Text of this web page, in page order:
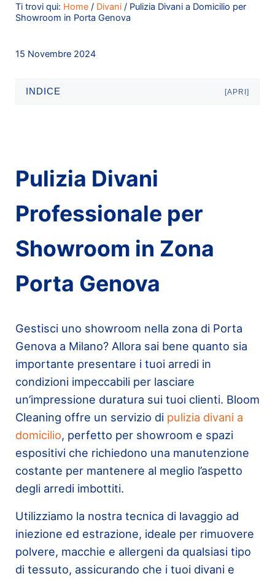
Ti trovi qui: Home / Divani /Pulizia Divani a Domicilio per
Showroom in Porta Genova
15 Novembre 2024
INDICE [APRI]
Pulizia Divani
Professionale per
Showroom in Zona
Porta Genova
Gestisci uno showroom nella zona di Porta
Genova a Milano? Allora sai bene quanto sia
importante presentare i tuoi arredi in
condizioni impeccabili per lasciare
un’impressione duratura sui tuoi clienti. Bloom
Cleaning offre un servizio di pulizia divani a
domicilio, perfetto per showroom e spazi
espositivi che richiedono una manutenzione
costante per mantenere al meglio l’aspetto
degli arredi imbottiti.
Utilizziamo la nostra tecnica di lavaggio ad
iniezione ed estrazione, ideale per rimuovere
polvere, macchie e allergeni da qualsiasi tipo
di tessuto, assicurando che i tuoi divani e